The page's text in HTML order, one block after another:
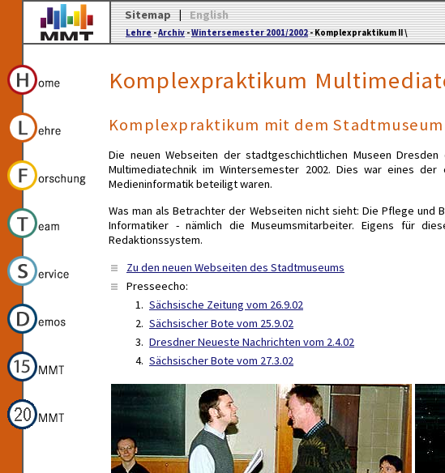
Sitemap | English
Lehre-Archiv-Wintersemester 2001/2002- Komplexpraktikum II \
Komplexpraktikum
Komplexpraktikum mit dem Stadtmuseum
Die neuen Webseiten der stadtgeschichtlichen Museen
Multimediatechnik im Wintersemester 2002. Dies war eines
Medieninformatik beteiligt waren.
Was man als Betrachter der Webseiten nicht sieht: Die Pflege
Informatiker - nämlich die Museumsmitarbeiter. Eigens für
Redaktionssystem.
Zu den neuen Webseiten des Stadtmuseums
Presseecho:
Sächsische Zeitung vom 26.9.02
Sächsischer Bote vom 25.9.02
Dresdner Neueste Nachrichten vom 2.4.02
Sächsischer Bote vom 27.3.02